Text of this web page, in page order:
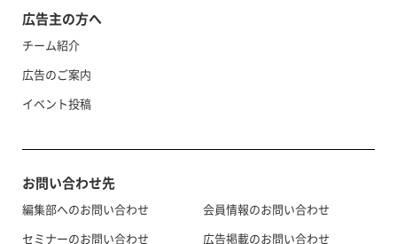
広告主の方へ
チーム紹介
広告のご案内
イベント投稿
お問い合わせ先
編集部へのお問い合わせ
セミナーのお問い合わせ
会員情報のお問い合わせ
広告掲載のお問い合わせ